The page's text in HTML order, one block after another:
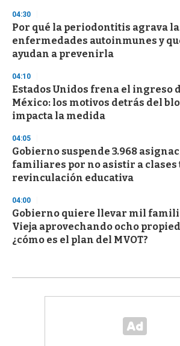
04:30
Por qué la periodontitis agrava
enfermedades autoinmunes y
ayudan a prevenirla
04:10
Estados Unidos frena el ingreso
México: los motivos detrás del
impacta la medida
04:05
Gobierno suspende 3.968
familiares por no asistir a clases
revinculación educativa
04:00
Gobierno quiere llevar mil
Vieja aprovechando ocho
¿cómo es el plan del MVOT?